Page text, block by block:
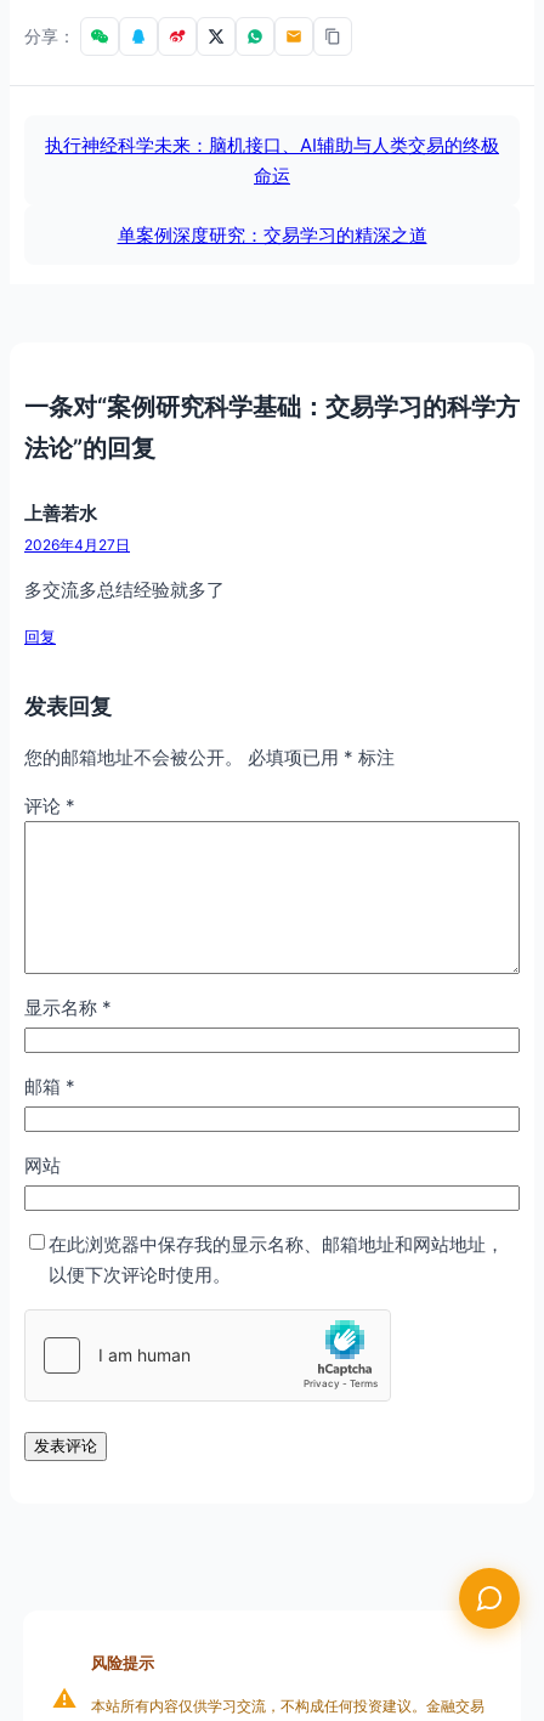
分享：
执行神经科学未来：脑机接口、AI辅助与人类交易的终极
命运
单案例深度研究：交易学习的精深之道
一条对“案例研究科学基础：交易学习的科学方
法论”的回复
上善若水
2026年4月27日
多交流多总结经验就多了
回复
发表回复
您的邮箱地址不会被公开。 必填项已用 * 标注
评论 *
显示名称 *
邮箱 *
网站
在此浏览器中保存我的显示名称、邮箱地址和网站地址，
以便下次评论时使用。
⚠️
风险提示
本站所有内容仅供学习交流，不构成任何投资建议。金融交易